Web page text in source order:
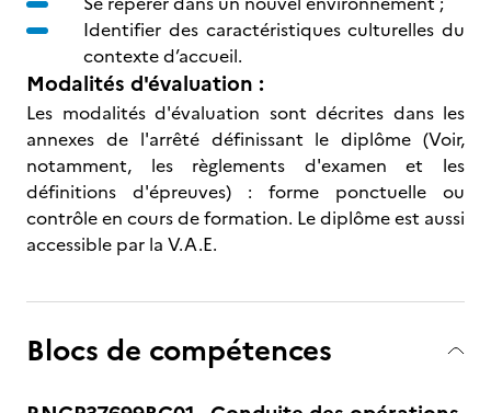
Identifier des caractéristiques culturelles du
contexte d’accueil.
Modalités d'évaluation :
Les modalités d'évaluation sont décrites dans les
annexes de l'arrêté définissant le diplôme (Voir,
notamment, les règlements d'examen et les
définitions d'épreuves) : forme ponctuelle ou
contrôle en cours de formation. Le diplôme est aussi
accessible par la V.A.E.
Blocs de compétences